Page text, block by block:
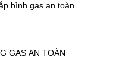
bình gas an toàn
GAS AN TOÀN